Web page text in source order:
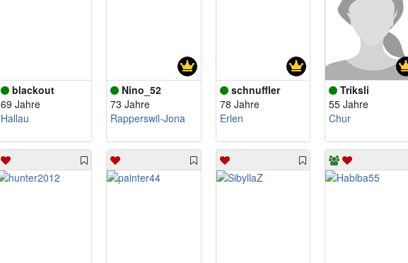
blackout
69 Jahre
Hallau
Nino_52
73 Jahre
Rapperswil-Jona
schnuffler
78 Jahre
Erlen
Triksli
55 Jahre
Chur